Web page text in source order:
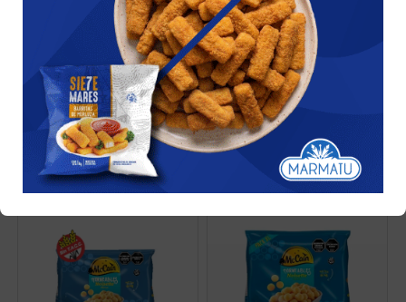
NOISETTES
Ver 5 artículos
Recomendados
Filtrando por: Papas Quitar filtros